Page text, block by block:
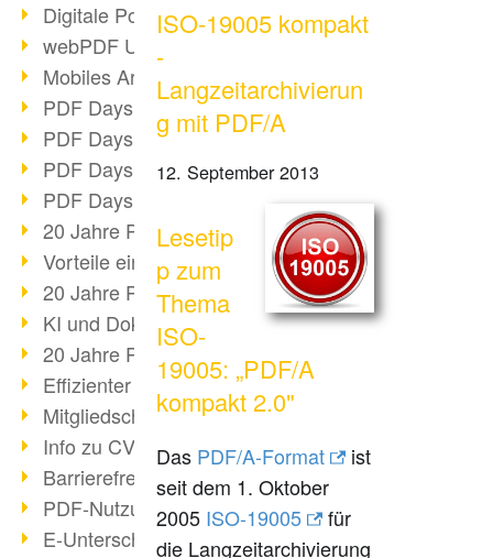
Digitale Post als PDF/A
webPDF Update 8.0.0.2531
Mobiles Arbeiten mit PDF
PDF Days 2022 Themenblock 3
PDF Days 2022 Themenblock 2
PDF Days 2022 Themenblock 1
PDF Days Europe 2022
20 Jahre PDF/X (Teil 3)
Vorteile einer PDF-Businesslösung
20 Jahre PDF/X (Teil 2)
KI und Dokumenten-Management
20 Jahre PDF/X (Teil 1)
Effizienter Dokumenten Workflow
Mitgliedschaft PDF Association
Info zu CVE-2022-22965
Barrierefreiheit mehr als Inklusion
PDF-Nutzung durch Pandemie
E-Unterschriften für Verwaltung
ISO-19005 kompakt
-
Langzeitarchivierun
g mit PDF/A
12. September 2013
Lesetip
p zum
Thema
ISO-
19005: „PDF/A
kompakt 2.0"
Das PDF/A-Format
ist
seit dem 1. Oktober
2005 ISO-19005
für
die Langzeitarchivierung